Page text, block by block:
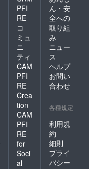
PFI
RE
コ
ミュ
ニ
ティ
CAM
PFI
RE
Crea
tion
CAM
PFI
RE
for
Soci
al
ん・安
全への
取り組
み
ニュー
ス
ヘルプ
お問い
合わせ
各種規定
利用規
約
細則
プライ
バシー